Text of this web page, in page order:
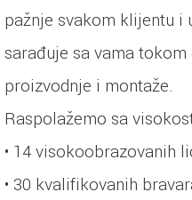
pažnje svakom klijentu i
sarađuje sa vama
proizvodnje i montaže.
Raspolažemo sa
• 14 visokoobrazovanih
• 30 kvalifikovanih